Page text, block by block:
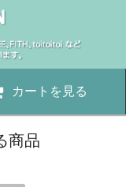
カートを見る
商品